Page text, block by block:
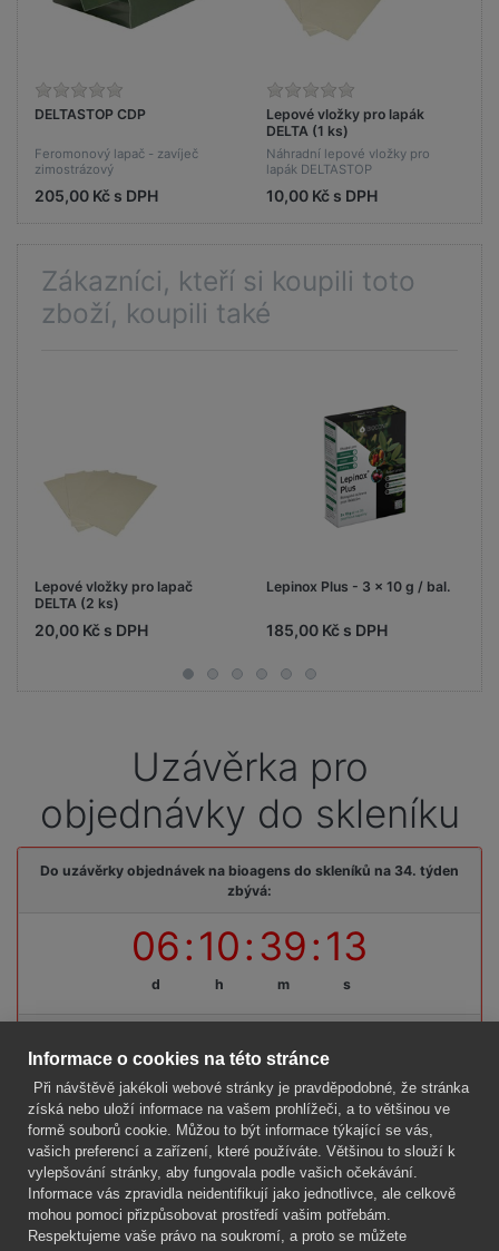
DELTASTOP CDP
Feromonový lapač - zavíječ
zimostrázový
205,00 Kč s DPH
Lepové vložky pro lapák
DELTA (1 ks)
Náhradní lepové vložky pro
lapák DELTASTOP
10,00 Kč s DPH
Zákazníci, kteří si koupili toto
zboží, koupili také
Lepové vložky pro lapač
DELTA (2 ks)
20,00 Kč s DPH
Lepinox Plus - 3 x 10 g / bal.
185,00 Kč s DPH
Uzávěrka pro
objednávky do skleníku
Do uzávěrky objednávek na bioagens do skleníků na 34. týden
zbývá:
06
d
:10
h
:39
m
:13
s
Firma
Vše o nákupu
Kontakt
Informace o cookies na této stránce
Při návštěvě jakékoli webové stránky je pravděpodobné, že stránka
získá nebo uloží informace na vašem prohlížeči, a to většinou ve
formě souborů cookie. Můžou to být informace týkající se vás,
vašich preferencí a zařízení, které používáte. Většinou to slouží k
vylepšování stránky, aby fungovala podle vašich očekávání.
Informace vás zpravidla neidentifikují jako jednotlivce, ale celkově
mohou pomoci přizpůsobovat prostředí vašim potřebám.
Respektujeme vaše právo na soukromí, a proto se můžete